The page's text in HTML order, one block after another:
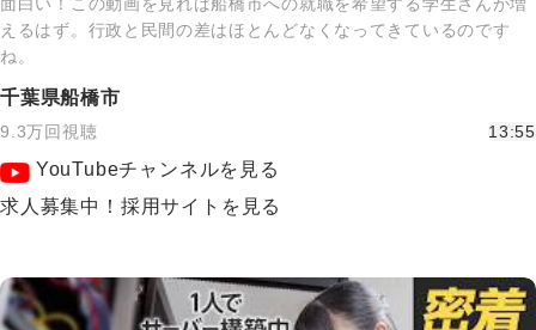
えるはず。行政と民間の差はほとんどなくなってきているのです
ね。
千葉県船橋市
9.3万回視聴 13:55
YouTubeチャンネルを見る
求人募集中！採用サイトを見る